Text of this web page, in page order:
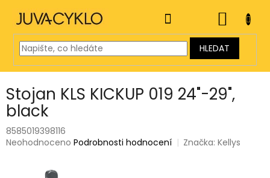
obsah
HLEDAT
KOŠÍK
Stojan KLS KICKUP 019 24"-29",
black
8585019398116
Průměrné
Neohodnoceno Podrobnosti hodnocení Značka:Kellys